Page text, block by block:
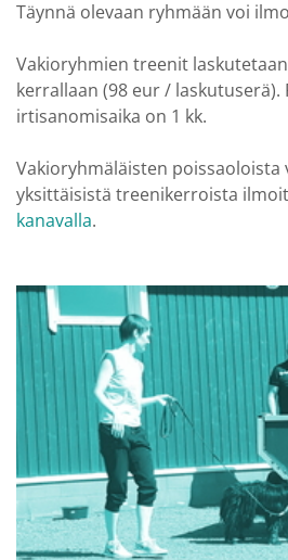
Täynnä olevaan ryhmään voi
Vakioryhmien treenit
kerrallaan (98 eur / laskutuserä).
irtisanomisaika on 1 kk.
Vakioryhmäläisten poissaoloista
yksittäisistä treenikerroista
kanavalla.